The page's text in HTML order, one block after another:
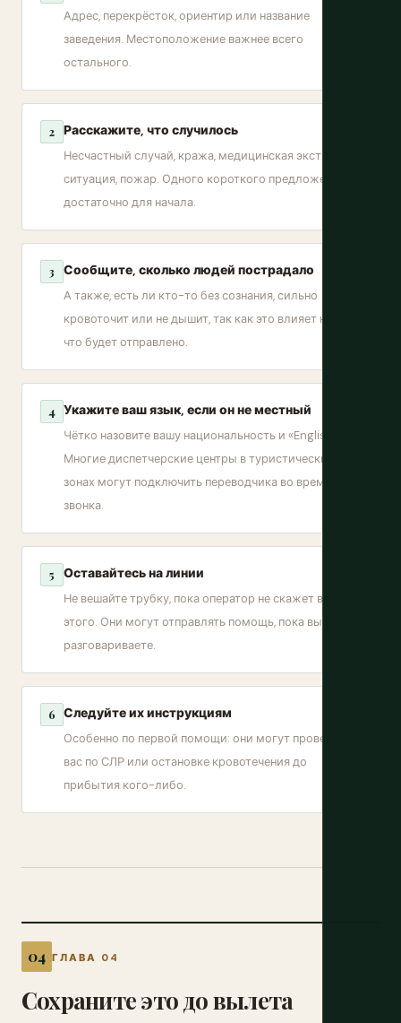
Адрес, перекрёсток, ориентир или название
заведения. Местоположение важнее всего
остального.
2 Расскажите, что случилось
Несчастный случай, кража, медицинская экстренная
ситуация, пожар. Одного короткого предложения
достаточно для начала.
3 Сообщите, сколько людей пострадало
А также, есть ли кто-то без сознания, сильно
кровоточит или не дышит, так как это влияет на то,
что будет отправлено.
4 Укажите ваш язык, если он не местный
Чётко назовите вашу национальность и «English».
Многие диспетчерские центры в туристических
зонах могут подключить переводчика во время
звонка.
5 Оставайтесь на линии
Не вешайте трубку, пока оператор не скажет вам
этого. Они могут отправлять помощь, пока вы ещё
разговариваете.
6 Следуйте их инструкциям
Особенно по первой помощи: они могут провести
вас по СЛР или остановке кровотечения до
прибытия кого-либо.
ГЛАВА 04
Сохраните это до вылета